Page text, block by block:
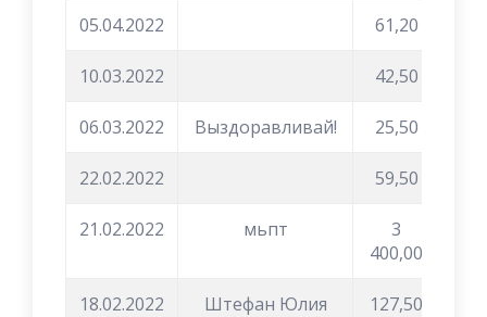
05.04.2022 61,20
10.03.2022 42,50
06.03.2022 Выздоравливай! 25,50
22.02.2022 59,50
21.02.2022 мьпт
3
400,00
18.02.2022 Штефан Юлия 127,50